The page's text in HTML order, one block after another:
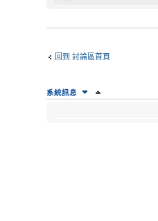
回到 討論區首頁
系統訊息